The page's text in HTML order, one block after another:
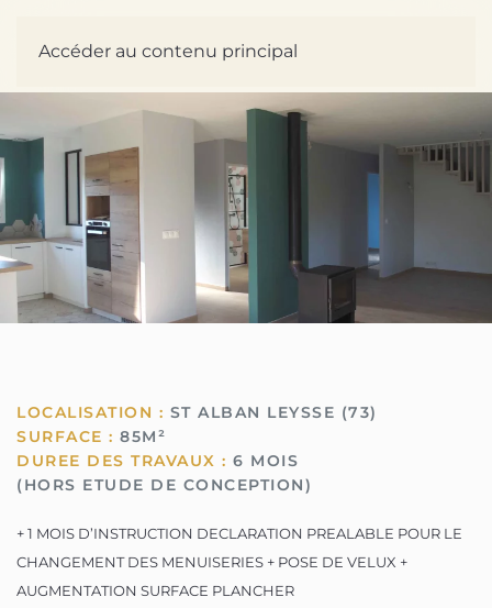
Accéder au contenu principal
LOCALISATION : ST ALBAN LEYSSE (73)
SURFACE : 85M²
DUREE DES TRAVAUX : 6 MOIS
(HORS ETUDE DE CONCEPTION)
+ 1 MOIS D’INSTRUCTION DECLARATION PREALABLE POUR LE
CHANGEMENT DES MENUISERIES + POSE DE VELUX +
AUGMENTATION SURFACE PLANCHER